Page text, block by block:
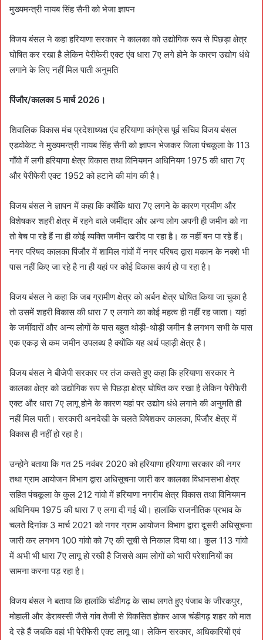
मुख्यमन्त्री नायब सिंह सैनी को भेजा ज्ञापन
विजय बंसल ने कहा हरियाणा सरकार ने कालका को उद्योगिक रूप से पिछड़ा क्षेत्र
घोषित कर रखा है लेकिन पेरीफेरी एक्ट एंव धारा 7ए लगे होने के कारण उद्योग धंधे
लगाने के लिए नहीं मिल पाती अनुमति
पिंजौर/कालका 5 मार्च 2026।
शिवालिक विकास मंच प्रदेशाध्यक्ष एंव हरियाणा कांग्रेस पूर्व सचिव विजय बंसल
एडवोकेट ने मुख्यमन्त्री नायब सिंह सैनी को ज्ञापन भेजकर जिला पंचकूला के 113
गाँवो में लगी हरियाणा क्षेत्र विकास तथा विनियमन अधिनियम 1975 की धारा 7ए
और पेरीफेरी एक्ट 1952 को हटाने की मांग की है।
विजय बंसल ने ज्ञापन में कहा कि क्योंकि धारा 7ए लगने के कारण ग्रमीण और
विशेषकर शहरी क्षेत्र में रहने वाले जमींदार और अन्य लोग अपनी ही जमीन को ना
तो बेच पा रहे हैं ना ही कोई व्यक्ति जमीन खरीद पा रहा है। क नहीं बन पा रहे हैं।
नगर परिषद कालका पिंजौर में शामिल गांवों में नगर परिषद द्वारा मकान के नक्शे भी
पास नहीं किए जा रहे है ना ही यहां पर कोई विकास कार्य हो पा रहा है।
विजय बंसल ने कहा कि जब ग्रामीण क्षेत्र को अर्बन क्षेत्र घोषित किया जा चुका है
तो उसमें शहरी विकास की धारा 7 ए लगाने का कोई महत्व ही नहीं रह जाता। यहां
के जमींदारों और अन्य लोगों के पास बहुत थोड़ी-थोड़ी जमीन है लगभग सभी के पास
एक एकड़ से कम जमीन उपलब्ध है क्योंकि यह अर्ध पहाड़ी क्षेत्र है।
विजय बंसल ने बीजेपी सरकार पर तंज कसते हुए कहा कि हरियाणा सरकार ने
कालका क्षेत्र को उद्योगिक रूप से पिछड़ा क्षेत्र घोषित कर रखा है लेकिन पेरीफेरी
एक्ट और धारा 7ए लागू होने के कारण यहां पर उद्योग धंधे लगाने की अनुमति ही
नहीं मिल पाती। सरकारी अनदेखी के चलते विषेशकर कालका, पिंजौर क्षेत्र में
विकास ही नहीं हो रहा है।
उन्होने बताया कि गत 25 नवंबर 2020 को हरियाणा हरियाणा सरकार की नगर
तथा ग्राम आयोजन विभाग द्वारा अधिसूचना जारी कर कालका विधानसभा क्षेत्र
सहित पंचकूला के कुल 212 गांवो में हरियाणा नगरीय क्षेत्र विकास तथा विनियमन
अधिनियम 1975 की धारा 7 ए लगा दी गई थी। हालांकि राजनीतिक प्रभाव के
चलते दिनांक 3 मार्च 2021 को नगर ग्राम आयोजन विभाग द्वारा दूसरी अधिसूचना
जारी कर लगभग 100 गांवो को 7ए की सूची से निकाल दिया था। कुल 113 गांवो
में अभी भी धारा 7ए लागू हो रखी है जिससे आम लोगों को भारी परेशानियों का
सामना करना पड़ रहा है।
विजय बंसल ने बताया कि हालांकि चंडीगढ़ के साथ लगते हुए पंजाब के जीरकपुर,
मोहाली और डेराबस्सी जैसे गांव तेजी से विकसित होकर आज चंडीगढ़ शहर को मात
दे रहे हैं जबकि वहां भी पेरीफेरी एक्ट लागू था। लेकिन सरकार, अधिकारियों एवं